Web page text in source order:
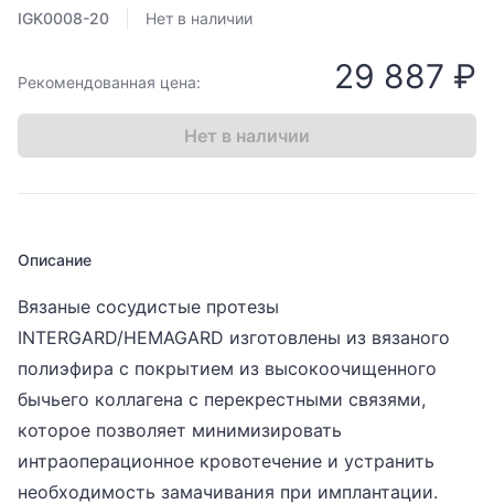
IGK0008-20 Нет в наличии
Рекомендованная цена: 29 887 ₽
Нет в наличии
Описание
Вязаные сосудистые протезы
INTERGARD/HEMAGARD изготовлены из вязаного
полиэфира с покрытием из высокоочищенного
бычьего коллагена с перекрестными связями,
которое позволяет минимизировать
интраоперационное кровотечение и устранить
необходимость замачивания при имплантации.